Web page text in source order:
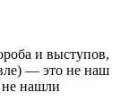
и выступов,
— это не наш
нашли